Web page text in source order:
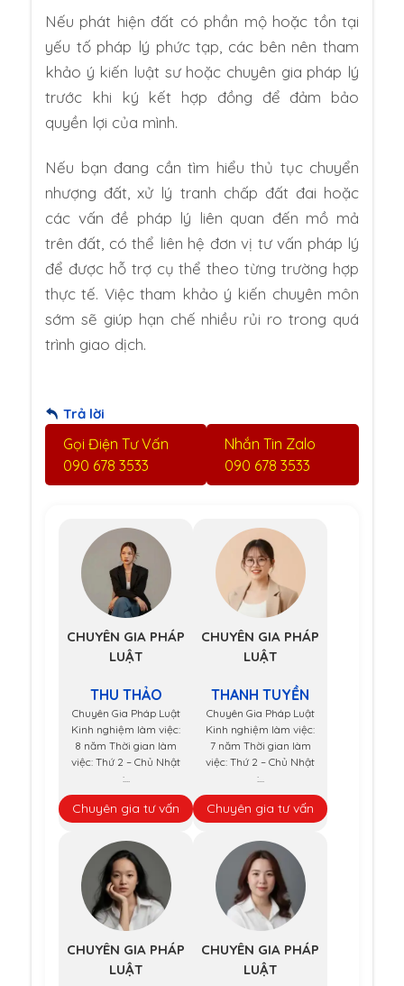
Nếu phát hiện đất có phần mộ hoặc tồn tại
yếu tố pháp lý phức tạp, các bên nên tham
khảo ý kiến luật sư hoặc chuyên gia pháp lý
trước khi ký kết hợp đồng để đảm bảo
quyền lợi của mình.
Nếu bạn đang cần tìm hiểu thủ tục chuyển
nhượng đất, xử lý tranh chấp đất đai hoặc
các vấn đề pháp lý liên quan đến mồ mả
trên đất, có thể liên hệ đơn vị tư vấn pháp lý
để được hỗ trợ cụ thể theo từng trường hợp
thực tế. Việc tham khảo ý kiến chuyên môn
sớm sẽ giúp hạn chế nhiều rủi ro trong quá
trình giao dịch.
Trả lời
Gọi Điện Tư Vấn
090 678 3533
Nhắn Tin Zalo
090 678 3533
CHUYÊN GIA PHÁP
LUẬT
THU THẢO
Chuyên Gia Pháp Luật
Kinh nghiệm làm việc:
8 năm Thời gian làm
việc: Thứ 2 – Chủ Nhật
:...
Chuyên gia tư vấn
CHUYÊN GIA PHÁP
LUẬT
THANH TUYỀN
Chuyên Gia Pháp Luật
Kinh nghiệm làm việc:
7 năm Thời gian làm
việc: Thứ 2 – Chủ Nhật
:...
Chuyên gia tư vấn
CHUYÊN GIA PHÁP
LUẬT
CHUYÊN GIA PHÁP
LUẬT